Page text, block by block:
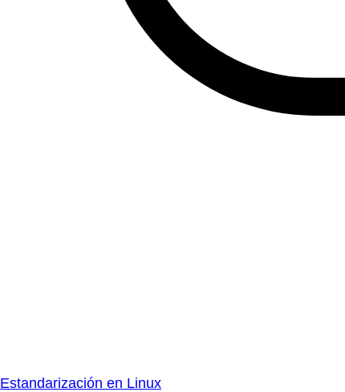
Estandarización en Linux